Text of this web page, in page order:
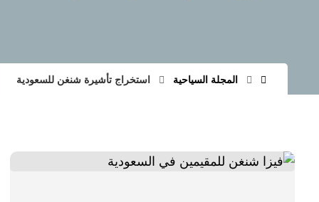
المجلة السياحية استخراج تأشيرة شنغن للسعودية